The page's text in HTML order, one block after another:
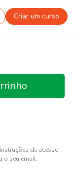
Criar um curso
de acesso
o seu email.